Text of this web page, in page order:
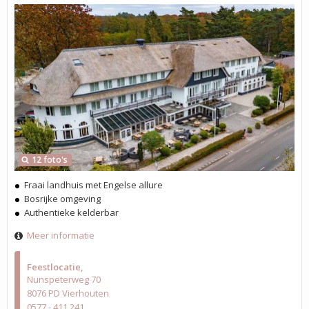
Feestlocatie
Nunspeterweg 70
8076 PD Vierhouten
12 foto's
Fraai landhuis met Engelse allure
Bosrijke omgeving
Authentieke kelderbar
Meer informatie